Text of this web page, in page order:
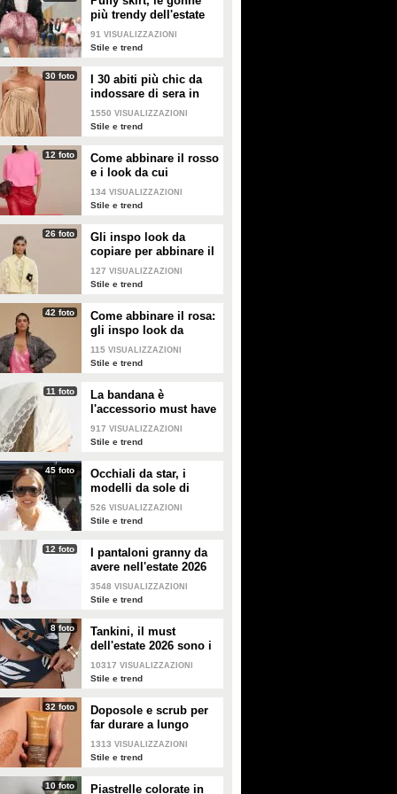
più trendy dell'estate
2026 sono quelle a
palloncino
91 VISUALIZZAZIONI
Stile e trend
30 foto
I 30 abiti più chic da
indossare di sera in
estate
1550 VISUALIZZAZIONI
Stile e trend
12 foto
Come abbinare il rosso
e i look da cui
prendere ispirazione
134 VISUALIZZAZIONI
Stile e trend
26 foto
Gli inspo look da
copiare per abbinare il
giallo
127 VISUALIZZAZIONI
Stile e trend
42 foto
Come abbinare il rosa:
gli inspo look da
copiare
115 VISUALIZZAZIONI
Stile e trend
11 foto
La bandana è
l'accessorio must have
dell'estate 2026: i
modelli di tendenza
917 VISUALIZZAZIONI
Stile e trend
45 foto
Occhiali da star, i
modelli da sole di
tendenza per l'estate
2026
526 VISUALIZZAZIONI
Stile e trend
12 foto
I pantaloni granny da
avere nell'estate 2026
3548 VISUALIZZAZIONI
Stile e trend
8 foto
Tankini, il must
dell'estate 2026 sono i
costumi con la canotta
10317 VISUALIZZAZIONI
Stile e trend
32 foto
Doposole e scrub per
far durare a lungo
l'abbronzatura in estate
1313 VISUALIZZAZIONI
Stile e trend
10 foto Piastrelle colorate in